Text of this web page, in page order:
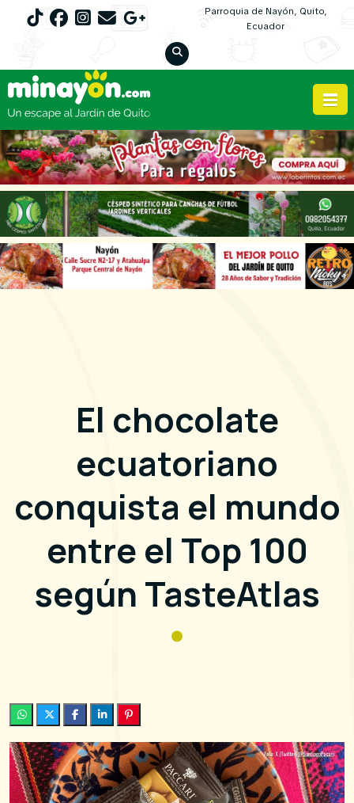
Parroquia de Nayón, Quito,
Ecuador
El chocolate
ecuatoriano
conquista el mundo
entre el Top 100
según TasteAtlas